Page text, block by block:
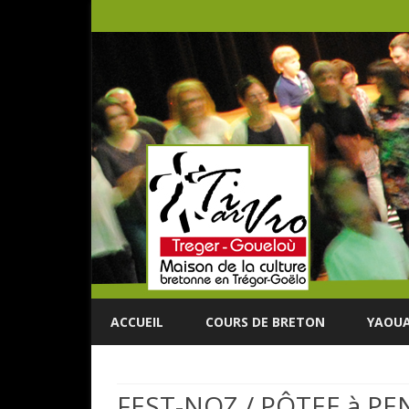
ACCUEIL COURS DE BRETON